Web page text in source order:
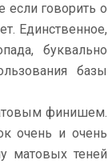
если говорить о
Единственное,
буквально
базы
финишем.
очень и очень
матовых теней